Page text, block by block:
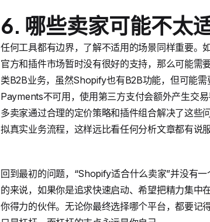
6. 哪些卖家可能不太
任何工具都有边界，了解不适用的场景同样重要
官方和插件市场暂时没有很好的支持，那么可能
类B2B业务，虽然Shopify也有B2B功能，但可能
Payments不可用，使用第三方支付会额外产生交
多卖家通过合理的定价策略和插件组合解决了这些
拟真实业务流程，这样远比看任何分析文章都有说服
回到最初的问题，“Shopify适合什么卖家”并没有
的来说，如果你是追求快速启动、希望把精力集
你得力的伙伴。无论你最终选择哪个平台，都要记